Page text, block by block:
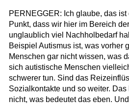
PERNEGGER: Ich glaube, das
Punkt, dass wir hier im Bereich
unglaublich viel Nachholbedarf
Beispiel Autismus ist, was vorher
Menschen gar nicht wissen, was
sich autistische Menschen
schwerer tun. Sind das
Sozialkontakte und so weiter.
nicht, was bedeutet das eben.